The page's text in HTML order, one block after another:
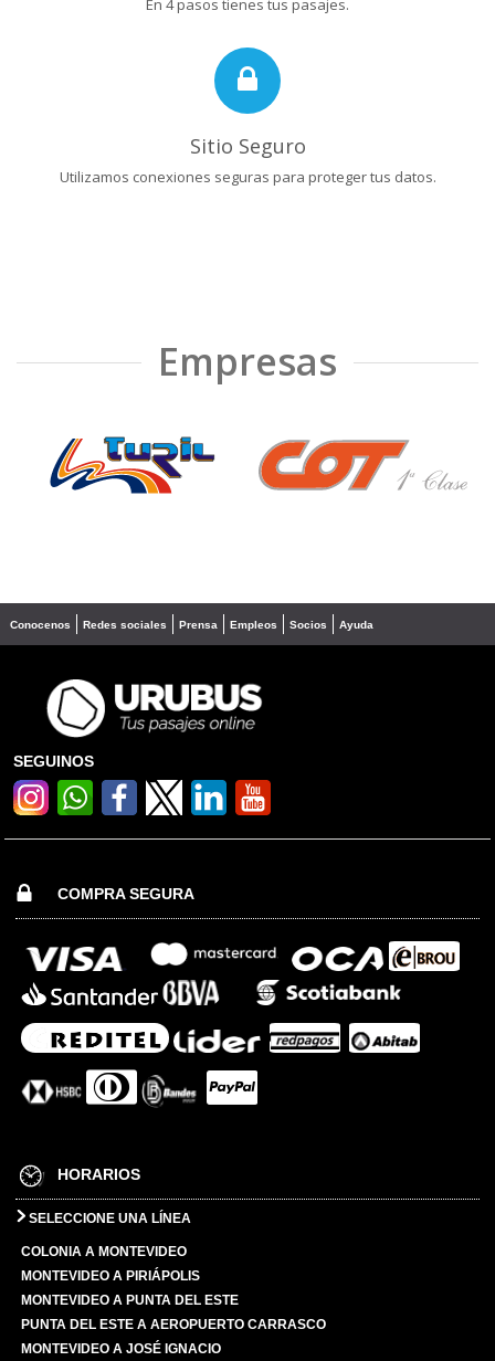
En 4 pasos tienes tus pasajes.
Sitio Seguro
Utilizamos conexiones seguras para proteger tus datos.
Empresas
❮ ❯
Conocenos Redes sociales Prensa Empleos Socios Ayuda
SEGUINOS
COMPRA SEGURA
HORARIOS
SELECCIONE UNA LÍNEA
COLONIA A MONTEVIDEO
MONTEVIDEO A PIRIÁPOLIS
MONTEVIDEO A PUNTA DEL ESTE
PUNTA DEL ESTE A AEROPUERTO CARRASCO
MONTEVIDEO A JOSÉ IGNACIO